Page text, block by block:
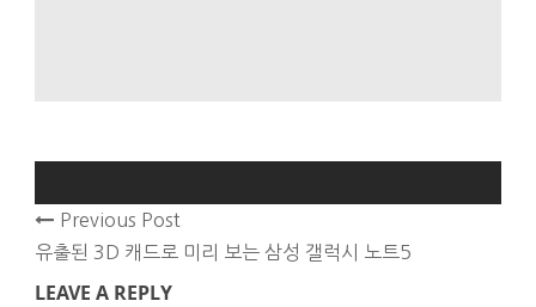
Previous Post
유출된 3D 캐드로 미리 보는 삼성 갤럭시 노트5
LEAVE A REPLY